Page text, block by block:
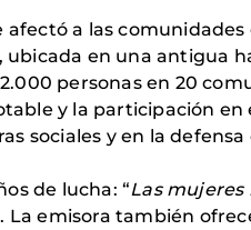
a las
ubicada en una antigua
personas en 20
y la participación en
sociales y en la defensa
de lucha: “Las
emisora también